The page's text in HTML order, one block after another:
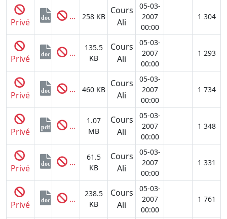
Privé doc ... 258 KB
Cours
Ali
05-03-
2007
00:00
1 304
Privé doc ...
135.5
KB
Cours
Ali
05-03-
2007
00:00
1 293
Privé doc ... 460 KB
Cours
Ali
05-03-
2007
00:00
1 734
Privé pdf ...
1.07
MB
Cours
Ali
05-03-
2007
00:00
1 348
Privé doc ...
61.5
KB
Cours
Ali
05-03-
2007
00:00
1 331
Privé doc ...
238.5
KB
Cours
Ali
05-03-
2007
00:00
1 761